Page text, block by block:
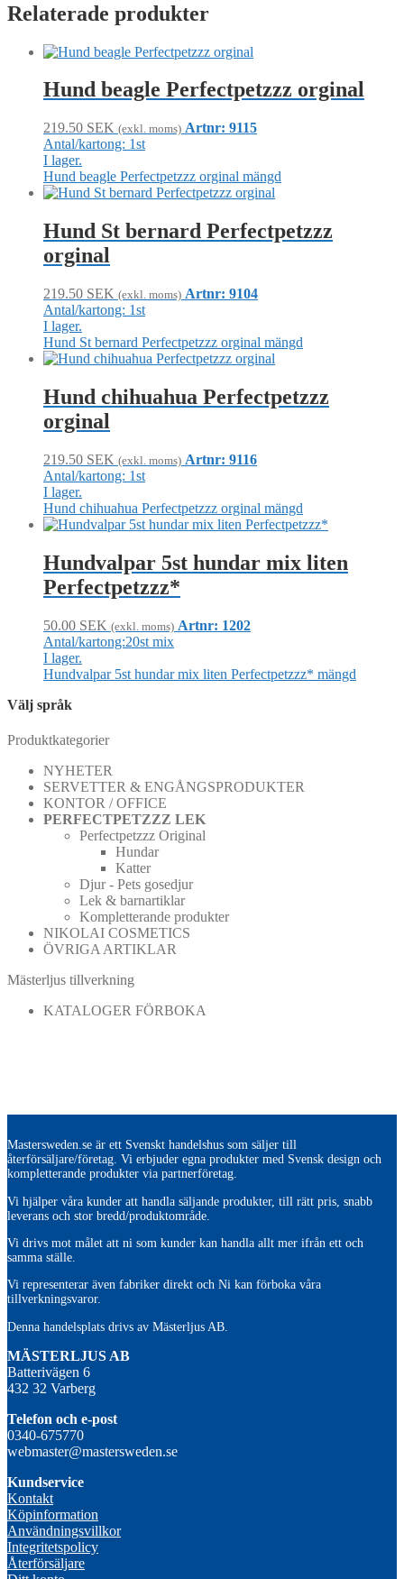
Relaterade produkter
Hund beagle Perfectpetzzz orginal
219.50 SEK (exkl. moms) Artnr: 9115
Antal/kartong: 1st
I lager.
Hund beagle Perfectpetzzz orginal mängd
Hund St bernard Perfectpetzzz
orginal
219.50 SEK (exkl. moms) Artnr: 9104
Antal/kartong: 1st
I lager.
Hund St bernard Perfectpetzzz orginal mängd
Hund chihuahua Perfectpetzzz
orginal
219.50 SEK (exkl. moms) Artnr: 9116
Antal/kartong: 1st
I lager.
Hund chihuahua Perfectpetzzz orginal mängd
Hundvalpar 5st hundar mix liten
Perfectpetzzz*
50.00 SEK (exkl. moms) Artnr: 1202
Antal/kartong:20st mix
I lager.
Hundvalpar 5st hundar mix liten Perfectpetzzz* mängd
Välj språk
Produktkategorier
NYHETER
SERVETTER & ENGÅNGSPRODUKTER
KONTOR / OFFICE
PERFECTPETZZZ LEK
Perfectpetzzz Original
Hundar
Katter
Djur - Pets gosedjur
Lek & barnartiklar
Kompletterande produkter
NIKOLAI COSMETICS
ÖVRIGA ARTIKLAR
Mästerljus tillverkning
KATALOGER FÖRBOKA
Mastersweden.se är ett Svenskt handelshus som säljer till
återförsäljare/företag. Vi erbjuder egna produkter med Svensk design och
kompletterande produkter via partnerföretag.
Vi hjälper våra kunder att handla säljande produkter, till rätt pris, snabb
leverans och stor bredd/produktområde.
Vi drivs mot målet att ni som kunder kan handla allt mer ifrån ett och
samma ställe.
Vi representerar även fabriker direkt och Ni kan förboka våra
tillverkningsvaror.
Denna handelsplats drivs av Mästerljus AB.
MÄSTERLJUS AB
Batterivägen 6
432 32 Varberg
Telefon och e-post
0340-675770
webmaster@mastersweden.se
Kundservice
Kontakt
Köpinformation
Användningsvillkor
Integritetspolicy
Återförsäljare